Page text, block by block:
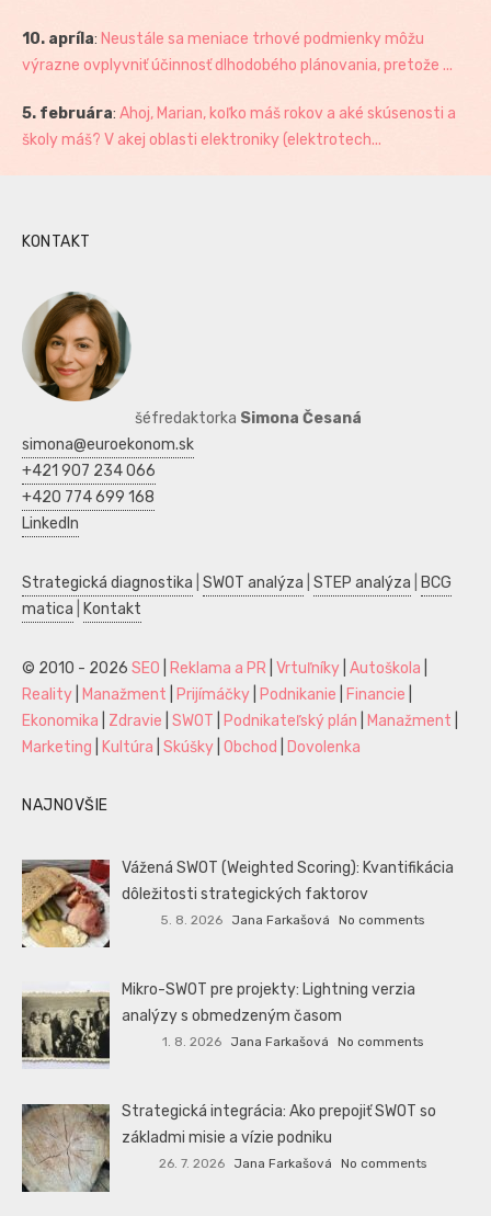
10. apríla: Neustále sa meniace trhové podmienky môžu
výrazne ovplyvniť účinnosť dlhodobého plánovania, pretože ...
5. februára: Ahoj, Marian, koľko máš rokov a aké skúsenosti a
školy máš? V akej oblasti elektroniky (elektrotech...
KONTAKT
šéfredaktorka Simona Česaná
simona@euroekonom.sk
+421 907 234 066
+420 774 699 168
LinkedIn
Strategická diagnostika SWOT analýza STEP analýza
BCG
matica
Kontakt
© 2010 - 2026 SEO Reklama a PR Vrtuľníky Autoškola
Reality
Manažment Prijímáčky Podnikanie Financie
Ekonomika
Zdravie SWOT Podnikateľský plán Manažment
Marketing
Kultúra Skúšky Obchod Dovolenka
NAJNOVŠIE
Vážená SWOT (Weighted Scoring): Kvantifikácia
dôležitosti strategických faktorov
5. 8. 2026 Jana Farkašová No comments
Mikro-SWOT pre projekty: Lightning verzia
analýzy s obmedzeným časom
1. 8. 2026 Jana Farkašová No comments
Strategická integrácia: Ako prepojiť SWOT so
základmi misie a vízie podniku
26. 7. 2026 Jana Farkašová No comments